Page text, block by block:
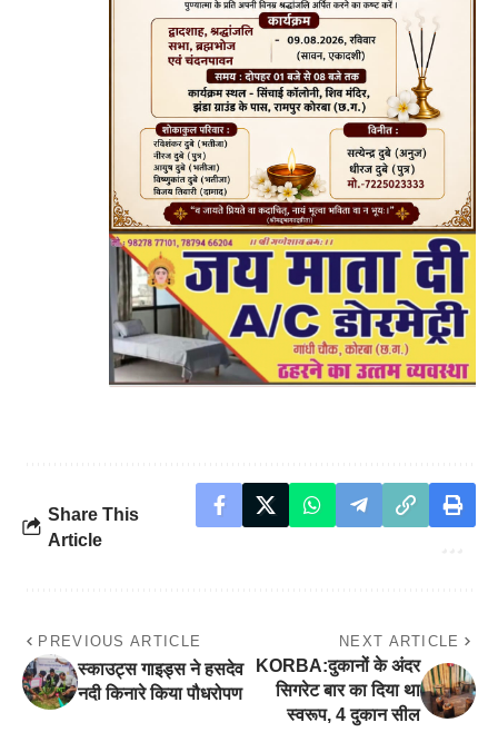
Share This
Article
PREVIOUS ARTICLE
स्काउट्स गाइड्स ने हसदेव
नदी किनारे किया पौधरोपण
NEXT ARTICLE
KORBA:दुकानों के अंदर
सिगरेट बार का दिया था
स्वरूप, 4 दुकान सील